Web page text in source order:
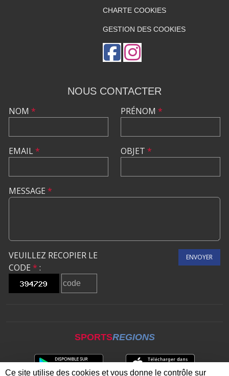
CHARTE COOKIES
GESTION DES COOKIES
NOUS CONTACTER
NOM *
EMAIL*
PRÉNOM *
OBJET *
MESSAGE *
VEUILLEZ RECOPIER LE
CODE * :
ENVOYER
SPORTSREGIONS
Ce site utilise des cookies et vous donne le contrôle sur